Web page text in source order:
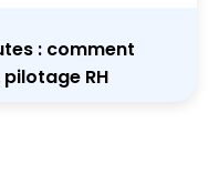
: comment
RH